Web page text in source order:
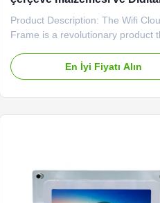
çerçeve kart türü ile Wifi
Dijital Çerçeve
Product Description: The Wifi
Frame is a revolutionary product
design, offering a unique way to
your favorite photos and videos.
En İyi Fiyatı Alın